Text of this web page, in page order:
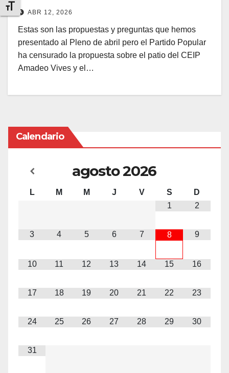
Alternar tamaño de letra
ABR 12, 2026
Estas son las propuestas y preguntas que hemos
presentado al Pleno de abril pero el Partido Popular
ha censurado la propuesta sobre el patio del CEIP
Amadeo Vives y el…
Calendario
agosto2026
L M M J V S
D
1
2
3 4 5 6 7 8 9
10 11 12 13 14 15 16
17 18 19 20 21 22 23
24 25 26 27 28 29 30
31